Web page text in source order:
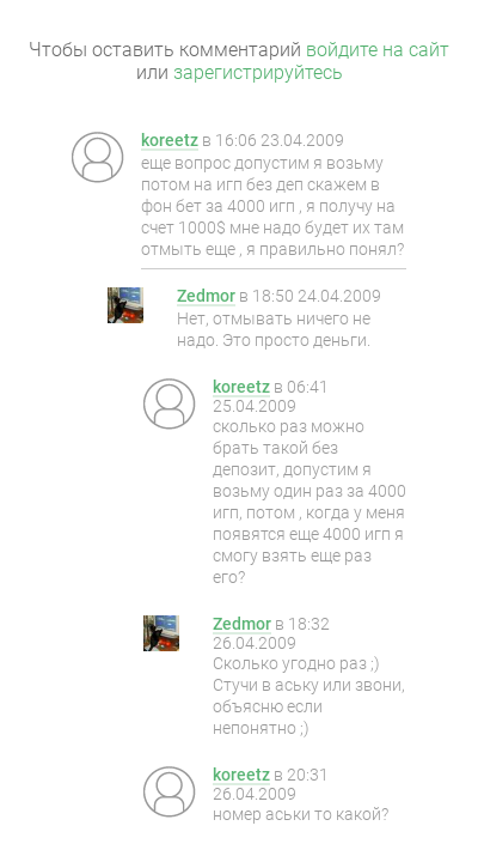
Чтобы оставить комментарий войдите на сайт
или зарегистрируйтесь
koreetz в 16:06 23.04.2009
еще вопрос допустим я возьму
потом на игп без деп скажем в
фон бет за 4000 игп , я получу на
счет 1000$ мне надо будет их там
отмыть еще , я правильно понял?
Zedmor в 18:50 24.04.2009
Нет, отмывать ничего не
надо. Это просто деньги.
koreetz в 06:41
25.04.2009
сколько раз можно
брать такой без
депозит, допустим я
возьму один раз за 4000
игп, потом , когда у меня
появятся еще 4000 игп я
смогу взять еще раз
его?
Zedmor в 18:32
26.04.2009
Сколько угодно раз ;)
Стучи в аську или звони,
объясню если
непонятно ;)
koreetz в 20:31
26.04.2009
номер аськи то какой?